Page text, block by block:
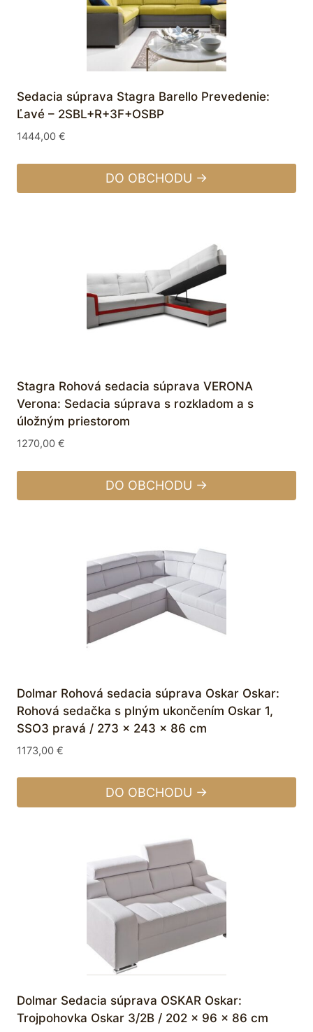
Sedacia súprava Stagra Barello Prevedenie:
Ľavé – 2SBL+R+3F+OSBP
1444,00 €
DO OBCHODU →
Stagra Rohová sedacia súprava VERONA
Verona: Sedacia súprava s rozkladom a s
úložným priestorom
1270,00 €
DO OBCHODU →
Dolmar Rohová sedacia súprava Oskar Oskar:
Rohová sedačka s plným ukončením Oskar 1,
SSO3 pravá / 273 x 243 x 86 cm
1173,00 €
DO OBCHODU →
Dolmar Sedacia súprava OSKAR Oskar:
Trojpohovka Oskar 3/2B / 202 x 96 x 86 cm